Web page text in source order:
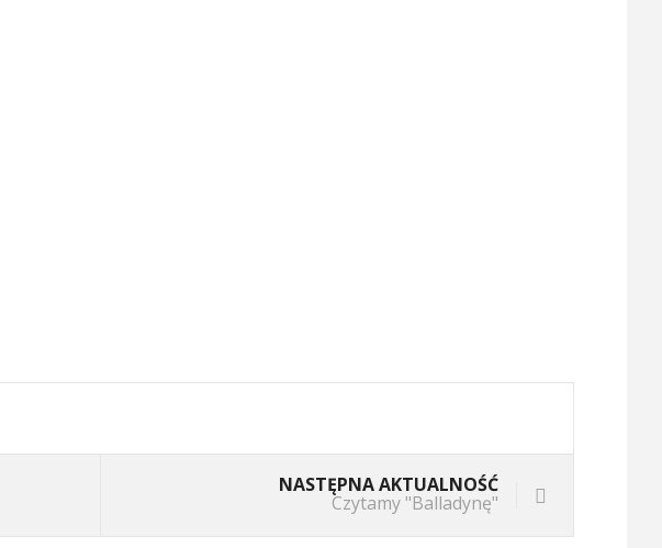
NASTĘPNA AKTUALNOŚĆ
Czytamy "Balladynę"